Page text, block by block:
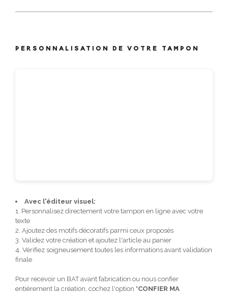
PERSONNALISATION DE VOTRE TAMPON
Avec l'éditeur visuel:
1. Personnalisez directement votre tampon en ligne avec votre
texte
2. Ajoutez des motifs décoratifs parmi ceux proposés
3. Validez votre création et ajoutez l'article au panier
4. Vérifiez soigneusement toutes les informations avant validation
finale
Pour recevoir un BAT avant fabrication ou nous confier
entièrement la création, cochez l'option "CONFIER MA